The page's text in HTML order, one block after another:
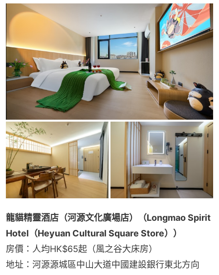
龍貓精靈酒店（河源文化廣場店）（Longmao Spirit
Hotel（Heyuan Cultural Square Store））
房價：人均HK$65起（風之谷大床房）
地址：河源源城區中山大道中國建設銀行東北方向